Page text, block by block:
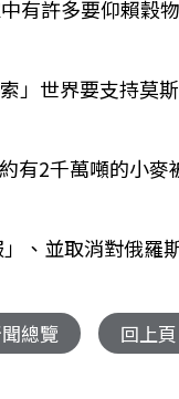
有許多要仰賴穀
」世界要支持莫斯
有2千萬噸的小麥
、並取消對俄羅
總覽 回上頁